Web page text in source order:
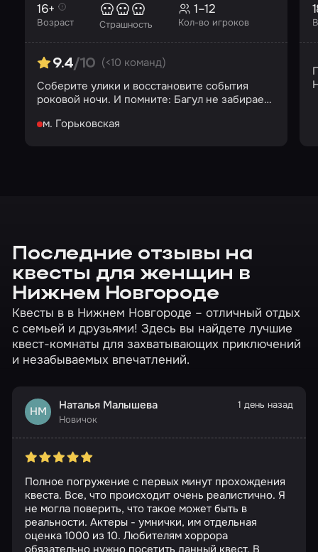
Возраст
16+
Страшность Кол-во игроков
1–12
9.4/10 (<10 команд)
Соберите улики и восстановите события
роковой ночи. И помните: Багул не забирает
м. Горьковская
Последние отзывы на
квесты для женщин в
Нижнем Новгороде
Квесты в в Нижнем Новгороде – отличный отдых
с семьей и друзьями! Здесь вы найдете лучшие
квест-комнаты для захватывающих приключений
и незабываемых впечатлений.
НМ Наталья Малышева
Новичок
1 день назад
Полное погружение с первых минут прохождения
квеста. Все, что происходит очень реалистично. Я
не могла поверить, что такое может быть в
реальности. Актеры - умнички, им отдельная
оценка 1000 из 10. Любителям хоррора